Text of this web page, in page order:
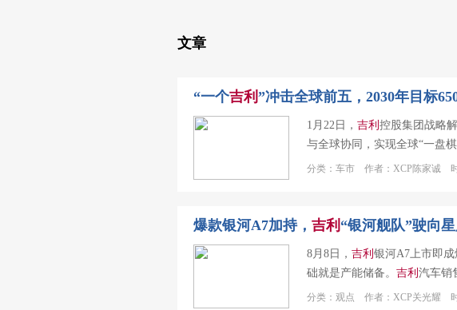
文章
“一个吉利 ”冲击全球前五，2030年目标
1月22日， 吉利 控股集团战略
与全球协同，实现全球“一盘
分类：车市 作者：XCP陈家诚 时
爆款银河A7加持， 吉利 “银河舰队”驶向
8月8日， 吉利 银河A7上市即
础就是产能储备。 吉利 汽车销
分类：观点 作者：XCP关光耀 时